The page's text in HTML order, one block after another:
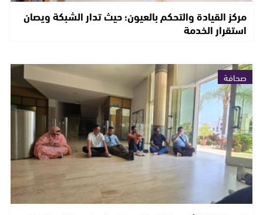
مركز القيادة والتحكم بالعيون؛ حيث تدار الشبكة ويصان
استقرار الخدمة
صحافة